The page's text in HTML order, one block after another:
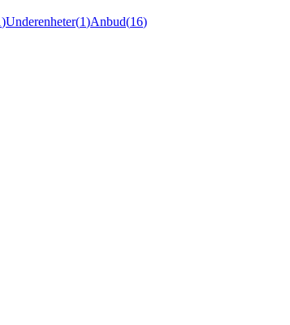
)Underenheter(1)Anbud(16)